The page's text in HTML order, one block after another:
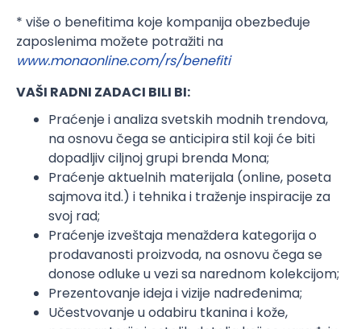
* više o benefitima koje kompanija obezbeđuje
zaposlenima možete potražiti na
www.monaonline.com/rs/benefiti
VAŠI RADNI ZADACI BILI BI:
Praćenje i analiza svetskih modnih trendova,
na osnovu čega se anticipira stil koji će biti
dopadljiv ciljnoj grupi brenda Mona;
Praćenje aktuelnih materijala (online, poseta
sajmova itd.) i tehnika i traženje inspiracije za
svoj rad;
Praćenje izveštaja menaždera kategorija o
prodavanosti proizvoda, na osnovu čega se
donose odluke u vezi sa narednom kolekcijom;
Prezentovanje ideja i vizije nadređenima;
Učestvovanje u odabiru tkanina i kože,